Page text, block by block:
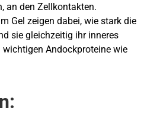
an den Zellkontakten.
Gel zeigen dabei, wie stark die
sie gleichzeitig ihr inneres
wichtigen Andockproteine wie